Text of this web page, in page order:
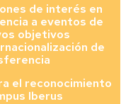
de interés en
a eventos de
objetivos
de
el reconocimiento
Iberus